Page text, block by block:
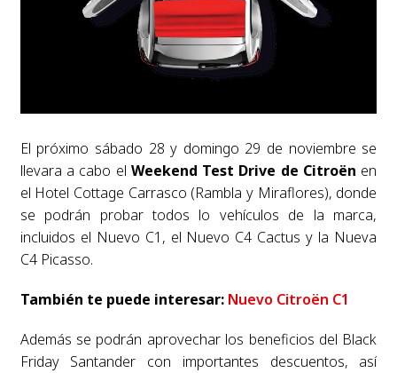
El próximo sábado 28 y domingo 29 de noviembre se
llevara a cabo el Weekend Test Drive de Citroën en
el Hotel Cottage Carrasco (Rambla y Miraflores), donde
se podrán probar todos lo vehículos de la marca,
incluidos el Nuevo C1, el Nuevo C4 Cactus y la Nueva
C4 Picasso.
También te puede interesar: Nuevo Citroën C1
Además se podrán aprovechar los beneficios del Black
Friday Santander con importantes descuentos, así